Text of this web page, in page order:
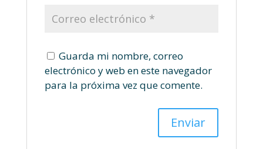
Guarda mi nombre, correo
electrónico y web en este navegador
para la próxima vez que comente.